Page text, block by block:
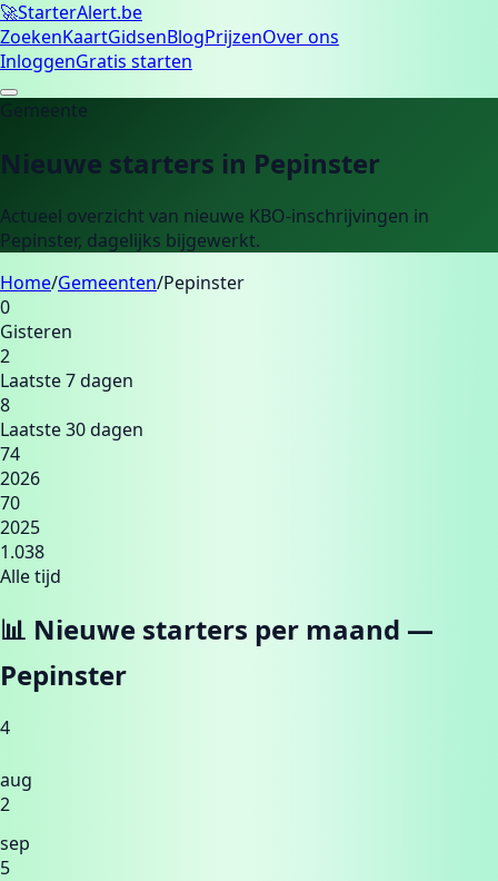
🚀StarterAlert.be
ZoekenKaartGidsenBlogPrijzenOver ons
InloggenGratis starten
Gemeente
Nieuwe starters in Pepinster
Actueel overzicht van nieuwe KBO-inschrijvingen in
Pepinster, dagelijks bijgewerkt.
Home/Gemeenten/Pepinster
0
Gisteren
2
Laatste 7 dagen
8
Laatste 30 dagen
74
2026
70
2025
1.038
Alle tijd
📊 Nieuwe starters per maand —
Pepinster
4
aug
2
sep
5